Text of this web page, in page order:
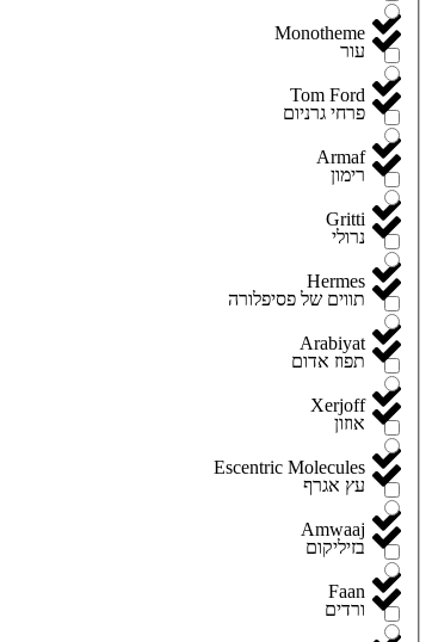
Monotheme
Tom Ford
Armaf
Gritti
Hermes
Arabiyat
Xerjoff
Escentric Molecules
Amwaaj
Faan
עור
פרחי גרניום
רימון
נרולי
תווים של פסיפלורה
תפוז אדום
אוזון
עץ אגרף
בזיליקום
ורדים